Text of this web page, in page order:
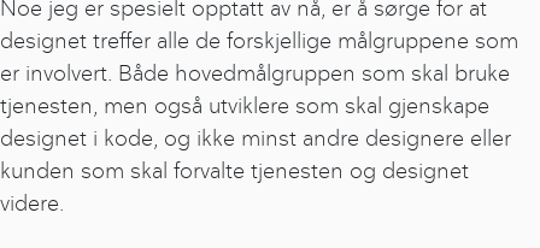
Noe jeg er spesielt opptatt av nå, er å sørge for at
designet treffer alle de forskjellige målgruppene som
er involvert. Både hovedmålgruppen som skal bruke
tjenesten, men også utviklere som skal gjenskape
designet i kode, og ikke minst andre designere eller
kunden som skal forvalte tjenesten og designet
videre.